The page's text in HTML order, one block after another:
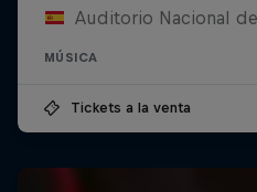
Auditorio Nacional de
MÚSICA
Tickets a la venta